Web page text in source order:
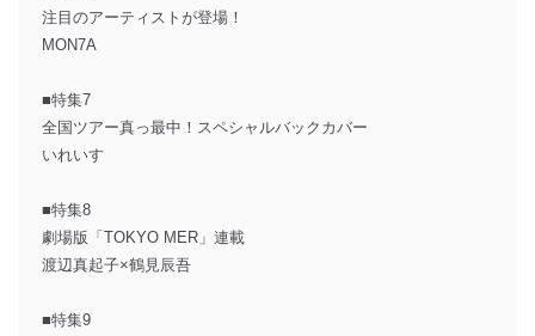
注目のアーティストが登場！
MON7A
■特集7
全国ツアー真っ最中！スペシャルバックカバー
いれいす
■特集8
劇場版「TOKYO MER」連載
渡辺真起子×鶴見辰吾
■特集9